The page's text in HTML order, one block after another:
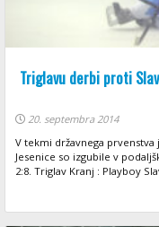
Triglavu derbi proti
20. septembra 2014
V tekmi državnega prvenstva
Jesenice so izgubile v
2:8. Triglav Kranj : Playboy